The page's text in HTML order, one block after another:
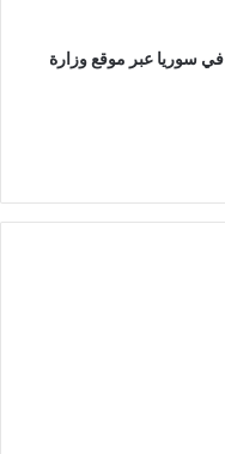
نتائج البكالوريا 2026 في سوريا عبر موقع وزارة